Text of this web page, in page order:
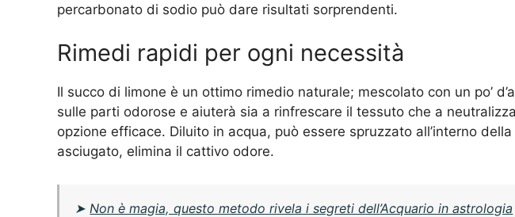
percarbonato di sodio può dare risultati sorprendenti.
Rimedi rapidi per ogni necessità
Il succo di limone è un ottimo rimedio naturale; mescolato con un po’
sulle parti odorose e aiuterà sia a rinfrescare il tessuto che a
opzione efficace. Diluito in acqua, può essere spruzzato all’interno
asciugato, elimina il cattivo odore.
➤ Non è magia, questo metodo rivela i segreti dell’Acquario in astrologia